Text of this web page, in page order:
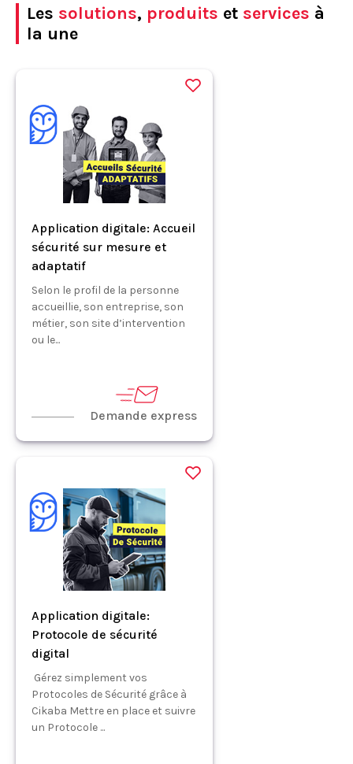
Les solutions, produits et services à
la une
Application digitale: Accueil
sécurité sur mesure et
adaptatif
Selon le profil de la personne
accueillie, son entreprise, son
métier, son site d’intervention
ou le...
Demande express
Application digitale:
Protocole de sécurité
digital
Gérez simplement vos
Protocoles de Sécurité grâce à
Cikaba Mettre en place et suivre
un Protocole ...